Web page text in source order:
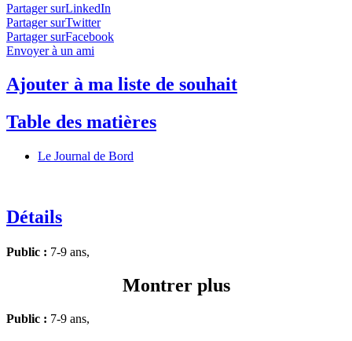
Partager surLinkedIn
Partager surTwitter
Partager surFacebook
Envoyer à un ami
Ajouter à ma liste de souhait
Table des matières
Le Journal de Bord
Détails
Public : 7-9 ans,
Montrer plus
Public : 7-9 ans,